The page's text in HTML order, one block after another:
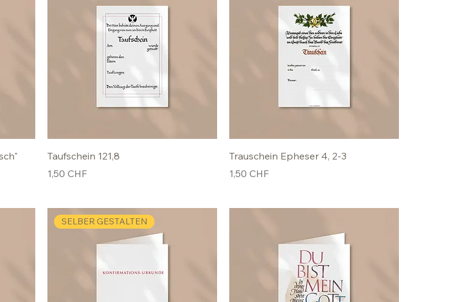
Taufschein 121,8
Preis
1,50 CHF
Trauschein Epheser 4, 2-3
Preis
1,50 CHF
SELBER GESTALTEN